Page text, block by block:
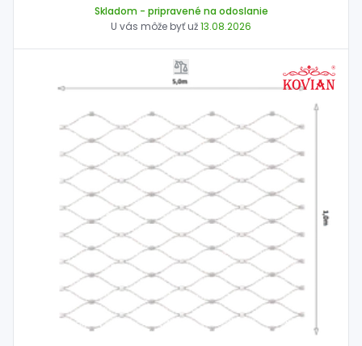
Skladom - pripravené na odoslanie
U vás môže byť už13.08.2026